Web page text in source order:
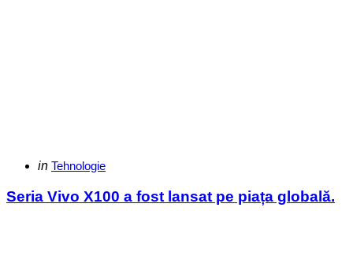
Categories
Posted
in Tehnologie
Seria Vivo X100 a fost lansat pe piața globală.